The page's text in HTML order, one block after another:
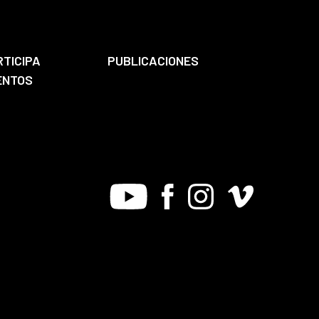
PUBLICACIONES
Youtube FacebookInstagram
Vimeo